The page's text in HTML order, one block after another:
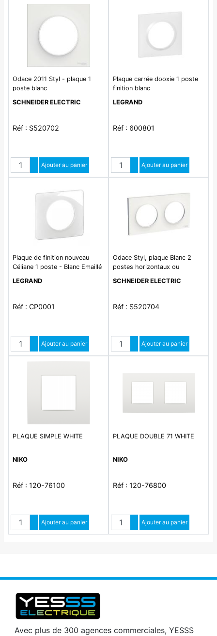
Odace 2011 Styl - plaque 1
poste blanc
SCHNEIDER ELECTRIC
Réf : S520702
QuantitéAugmenter quantité
Diminuer quantité
Ajouter au panier
Plaque carrée dooxie 1 poste
finition blanc
LEGRAND
Réf : 600801
QuantitéAugmenter quantité
Diminuer quantité
Ajouter au panier
Plaque de finition nouveau
Céliane 1 poste - Blanc Emaillé
LEGRAND
Réf : CP0001
QuantitéAugmenter quantité
Diminuer quantité
Ajouter au panier
Odace Styl, plaque Blanc 2
postes horizontaux ou
SCHNEIDER ELECTRIC
Réf : S520704
QuantitéAugmenter quantité
Diminuer quantité
Ajouter au panier
PLAQUE SIMPLE WHITE
NIKO
Réf : 120-76100
QuantitéAugmenter quantité
Diminuer quantité
Ajouter au panier
PLAQUE DOUBLE 71 WHITE
NIKO
Réf : 120-76800
QuantitéAugmenter quantité
Diminuer quantité
Ajouter au panier
Avec plus de 300 agences commerciales, YESSS